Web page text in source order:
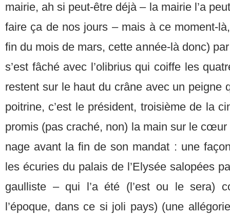
mairie, ah si peut-être déjà – la mairie l’a
faire ça de nos jours – mais à ce moment-
fin du mois de mars, cette année-là donc)
s’est fâché avec l’olibrius qui coiffe les
restent sur le haut du crâne avec un peigne
poitrine, c’est le président, troisième de la
promis (pas craché, non) la main sur le
nage avant la fin de son mandat : une
les écuries du palais de l’Elysée salopées
gaulliste – qui l’a été (l’est ou le sera)
l’époque, dans ce si joli pays) (une